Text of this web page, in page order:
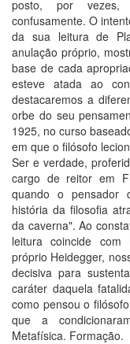
posto, por vezes,
confusamente. O
da sua leitura de
anulação próprio,
base de cada
esteve atada ao
destacaremos a
orbe do seu
1925, no curso
em que o filósofo
Ser e verdade,
cargo de reitor em
quando o pensador
história da filosofia
da caverna". Ao
leitura coincide com
próprio Heidegger,
decisiva para
caráter daquela
como pensou o
que a
Metafísica. Formação.